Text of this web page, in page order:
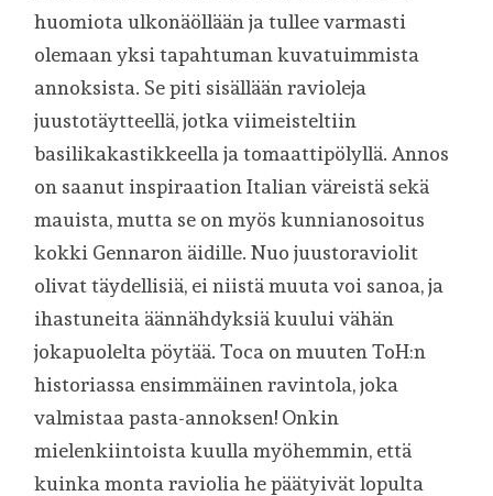
huomiota ulkonäöllään ja tullee varmasti
olemaan yksi tapahtuman kuvatuimmista
annoksista. Se piti sisällään ravioleja
juustotäytteellä, jotka viimeisteltiin
basilikakastikkeella ja tomaattipölyllä. Annos
on saanut inspiraation Italian väreistä sekä
mauista, mutta se on myös kunnianosoitus
kokki Gennaron äidille. Nuo juustoraviolit
olivat täydellisiä, ei niistä muuta voi sanoa, ja
ihastuneita äännähdyksiä kuului vähän
jokapuolelta pöytää. Toca on muuten ToH:n
historiassa ensimmäinen ravintola, joka
valmistaa pasta-annoksen! Onkin
mielenkiintoista kuulla myöhemmin, että
kuinka monta raviolia he päätyivät lopulta